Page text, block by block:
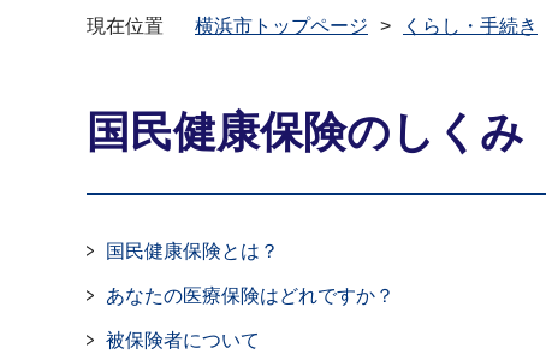
現在位置 横浜市トップページ くらし・手続き
国民健康保険のしくみ
国民健康保険とは？
あなたの医療保険はどれですか？
被保険者について